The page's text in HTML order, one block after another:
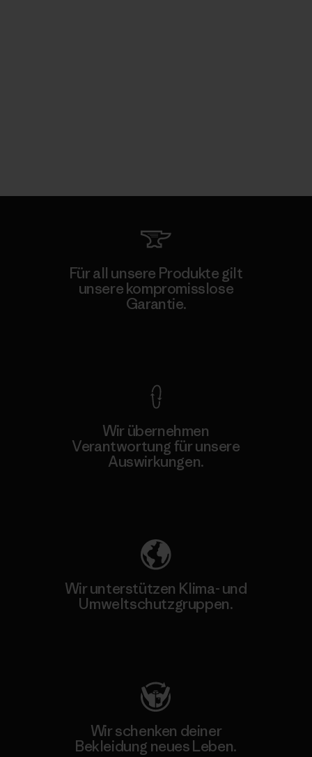
Für all unsere Produkte gilt
unsere kompromisslose
Garantie.
Wir übernehmen
Verantwortung für unsere
Auswirkungen.
Wir unterstützen Klima- und
Umweltschutzgruppen.
Wir schenken deiner
Bekleidung neues Leben.